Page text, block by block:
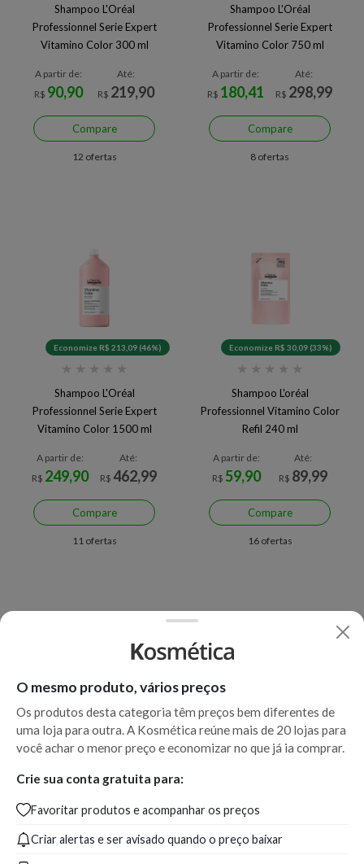
Shampoo L'Oréal
Professionnel Serie Expert
Vitamino Color 300 ml
A partir de:
R$ 90,90
Até:
R$ 219,90
Compare
12 ofertas
Shampoo L'Oréal
Professionnel Serie Expert
Vitamino Color 750 ml
A partir de:
R$ 180,41
Até:
R$ 298,99
Compare
8 ofertas
Economize R$ 213,09 (46%)
★ ★ ★ ★ ★
Shampoo L'Oréal
Professionnel Serie Expert
Vitamino Color 1500 ml
A partir de:
R$ 249,90
Até:
R$ 462,99
Compare
11 ofertas
Economize R$ 30,09 (33%)
★ ★ ★ ★ ★
Shampoo L'oréal
Professionnel Vitamino Color
Refil 240 ml
A partir de:
R$59,90
Até:
R$ 89,99
Compare
16 ofertas
Economize R$ 16,09 (11%)
Shampoo L'Oréal
Professionnel Serie Expert
Blondifier Gloss 300 ml
A partir de:
R$119,90
R$135,99
Shampoo L'Oréal
R$185,99
O mesmo produto, vários preços
Os produtos desta categoria têm preços bem diferentes de
uma loja para outra. A Kosmética reúne mais de 20 lojas para
você achar o menor preço e economizar no que já ia comprar.
Crie sua conta gratuita para:
Favoritar produtos e acompanhar os preços
Criar alertas e ser avisado quando o preço baixar